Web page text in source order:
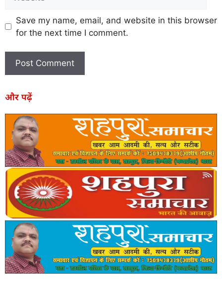
Save my name, email, and website in this browser
for the next time I comment.
और पढ़ें